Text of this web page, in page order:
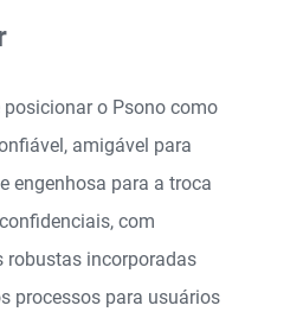
posicionar o Psono como
amigável para
engenhosa para a troca
com
robustas incorporadas
processos para usuários